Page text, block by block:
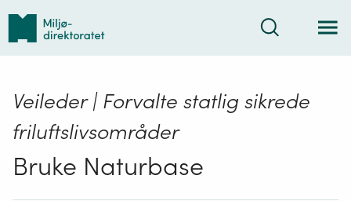
Tilbake
forsiden
Søk
Veileder | Forvalte statlig sikrede
friluftslivsområder
Bruke Naturbase